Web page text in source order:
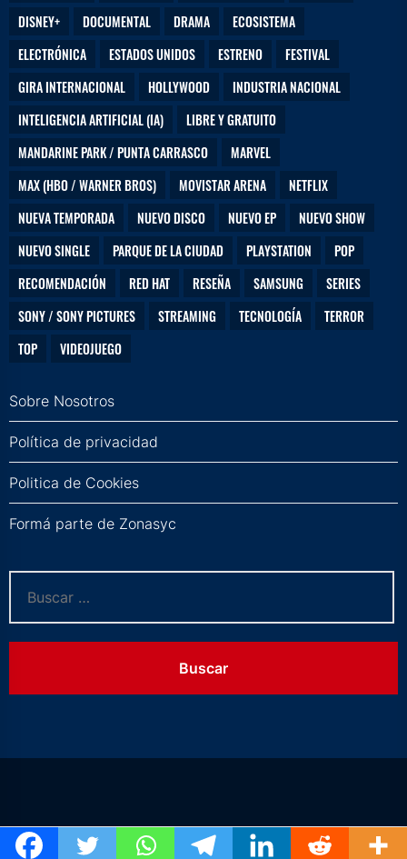
DISNEY+
DOCUMENTAL DRAMA
ECOSISTEMA
ELECTRÓNICA
ESTADOS UNIDOS ESTRENO
FESTIVAL
GIRA INTERNACIONAL
HOLLYWOOD
INDUSTRIA NACIONAL
INTELIGENCIA ARTIFICIAL (IA)
LIBRE Y GRATUITO
MANDARINE PARK / PUNTA CARRASCO
MARVEL
MAX (HBO / WARNER BROS)
MOVISTAR ARENA
NETFLIX
NUEVA TEMPORADA
NUEVO DISCO NUEVO EP
NUEVO SHOW
NUEVO SINGLE
PARQUE DE LA CIUDAD PLAYSTATION
POP
RECOMENDACIÓN
RED HAT RESEÑA SAMSUNG
SERIES
SONY / SONY PICTURES
STREAMING TECNOLOGÍA
TERROR
TOP
VIDEOJUEGO
Sobre Nosotros
Política de privacidad
Politica de Cookies
Formá parte de Zonasyc